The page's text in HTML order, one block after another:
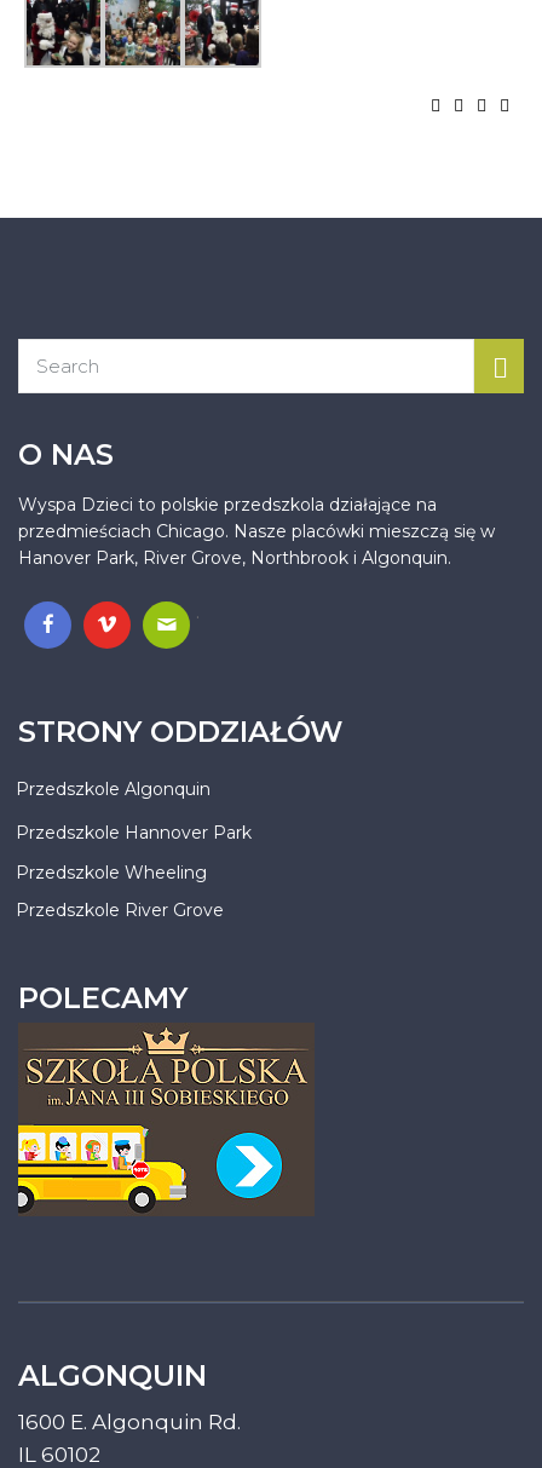
O NAS
Wyspa Dzieci to polskie przedszkola działające na
przedmieściach Chicago. Nasze placówki mieszczą się w
Hanover Park, River Grove, Northbrook i Algonquin.
.
STRONY ODDZIAŁÓW
Przedszkole Algonquin
Przedszkole Hannover Park
Przedszkole Wheeling
Przedszkole River Grove
POLECAMY
ALGONQUIN
1600 E. Algonquin Rd.
IL 60102